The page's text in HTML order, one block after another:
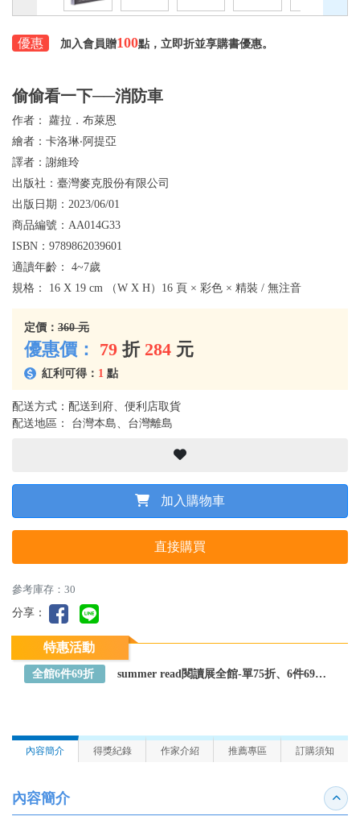
優惠 加入會員贈100點，立即折並享購書優惠。
偷偷看一下──消防車
作者： 蘿拉．布萊恩
繪者： 卡洛琳‧阿提亞
譯者： 謝維玲
出版社： 臺灣麥克股份有限公司
出版日期： 2023/06/01
商品編號： AA014G33
ISBN： 9789862039601
適讀年齡： 4~7歲
規格： 16 X 19 cm （W X H）16 頁 × 彩色 × 精裝 / 無注音
定價： 360 元
優惠價： 79 折 284 元
紅利可得： 1 點
配送方式：配送到府、便利店取貨
配送地區： 台灣本島、台灣離島
加入購物車
直接購買
參考庫存：30
分享：
特惠活動
全館6件69折 summer read閱讀展全館-單75折、6件69折～全館任選
內容簡介 得獎紀錄 作家介紹 推薦專區 訂購須知
內容簡介 收合